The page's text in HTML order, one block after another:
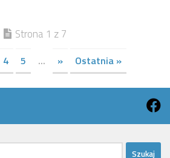
Strona 1 z 7
4 5 ... » Ostatnia »